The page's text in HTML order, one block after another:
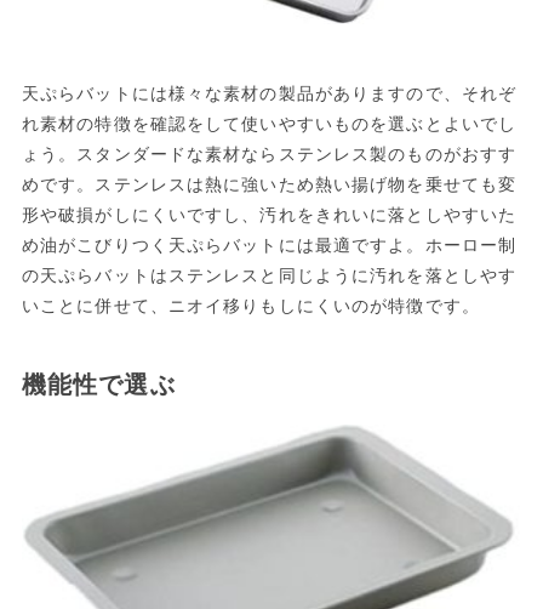
天ぷらバットには様々な素材の製品がありますので、それぞ
れ素材の特徴を確認をして使いやすいものを選ぶとよいでし
ょう。スタンダードな素材ならステンレス製のものがおすす
めです。ステンレスは熱に強いため熱い揚げ物を乗せても変
形や破損がしにくいですし、汚れをきれいに落としやすいた
め油がこびりつく天ぷらバットには最適ですよ。ホーロー制
の天ぷらバットはステンレスと同じように汚れを落としやす
いことに併せて、ニオイ移りもしにくいのが特徴です。
機能性で選ぶ